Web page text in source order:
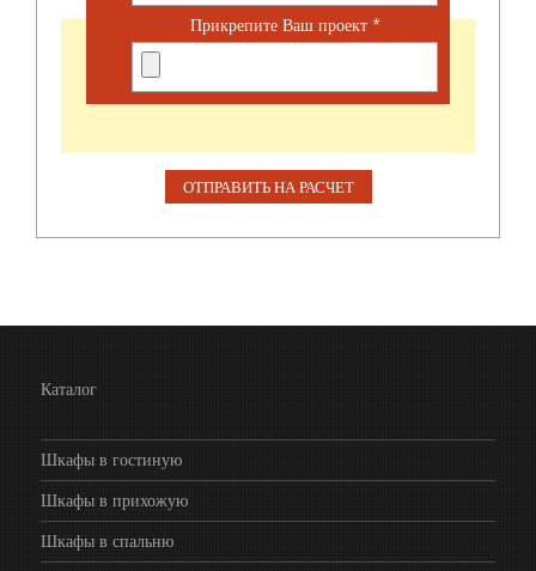
Прикрепите Ваш проект *
Каталог
Шкафы в гостиную
Шкафы в прихожую
Шкафы в спальню